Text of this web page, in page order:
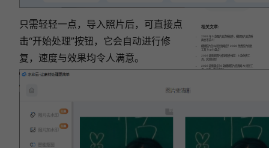
只需轻轻一点，导入照片后，可直接点
击“开始处理”按钮，它会自动进行修
复，速度与效果均令人满意。
相关文章:
2026 年 5 款图片变清晰软件，模糊照片变清晰
再也不求人！
模糊照片怎么修复清晰度？2026 免费照片修复
工具 Top5 盘点！
2026 最新老照片修复软件推荐：6 款免费工
具，实测好用！
2026 最新盘点 | 6 款模糊照片变清晰 AI 修复工
具，总有一款适合你！